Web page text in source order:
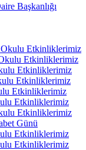
Başkanlığı
Okulu Etkinliklerimiz
Etkinliklerimiz
Etkinliklerimiz
Etkinliklerimiz
Etkinliklerimiz
Etkinliklerimiz
Etkinliklerimiz
Günü
Etkinliklerimiz
Etkinliklerimiz